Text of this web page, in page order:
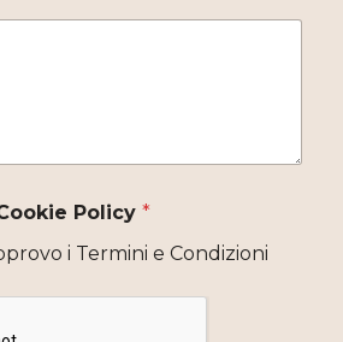
Policy *
i Termini e Condizioni